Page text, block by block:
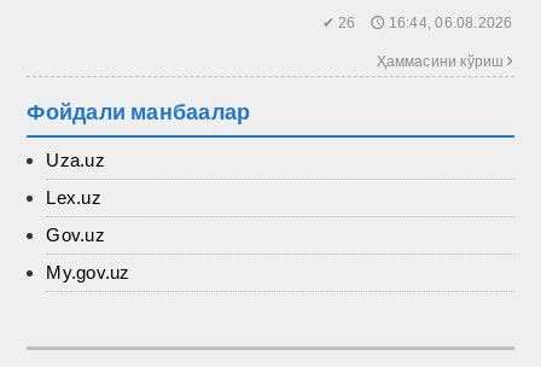
✔ 26 🕔 16:44, 06.08.2026
Ҳаммасини кўриш 
Фойдали манбаалар
Uza.uz
Lex.uz
Gov.uz
My.gov.uz